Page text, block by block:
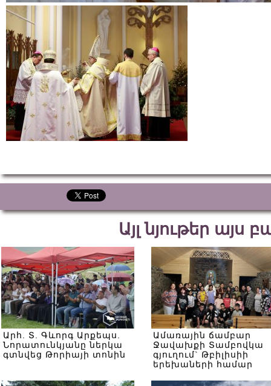
Այլ նյութեր այս
Արհ. Տ. Գևորգ Արքեպս.
Նորատունկյանը ներկա
գտնվեց Թորիայի տոնին
Ամառային ճամբար
Ջավախքի Տամբովկա
գյուղում` Թբիլիսիի
երեխաների համար